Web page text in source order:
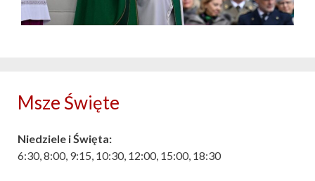
Msze Święte
Niedziele i Święta:
6:30, 8:00, 9:15, 10:30, 12:00, 15:00, 18:30